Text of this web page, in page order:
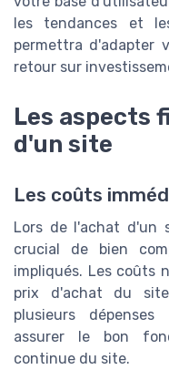
les tendances et
permettra d'adapter
retour sur
Les aspects
d'un site
Les coûts
Lors de l'achat d'un
crucial de bien
impliqués. Les coûts
prix d'achat du
plusieurs
assurer le bon
continue du site.